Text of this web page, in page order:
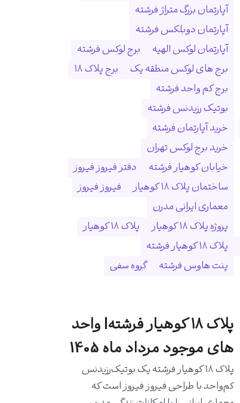
آپارتمان بزرگ متراژ فرشته
آپارتمان دوبلکس فرشته
آپارتمان لوکس الهیه
برج لوکس فرشته
برج های لوکس منطقه یک
برج پلاک ۱۸
برج کم واحد فرشته
بوتیک رزیدنس فرشته
خرید آپارتمان فرشته
خرید برج لوکس تهران
خیابان کوهیار فرشته
دفتر فیروز فیروز
ساختمان پلاک ۱۸ کوهیار
فیروز فیروز
معماری ایرانی مدرن
پروژه پلاک ۱۸ کوهیار
پلاک ۱۸ کوهیار
پلاک ۱۸ کوهیار فرشته
پنت هاوس فرشته
گروه سفی
پلاک ۱۸ کوهیار فرشته| واحد
های موجود مرداد ماه 1405
پلاک ۱۸ کوهیار فرشته یک بوتیک‌رزیدنس
کم‌واحد با طراحی فیروز فیروز است که